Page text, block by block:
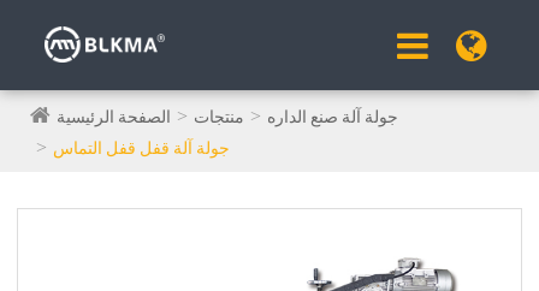
الصفحة الرئيسية منتجات
جولة آلة صنع الداره
جولة آلة قفل قفل التماس